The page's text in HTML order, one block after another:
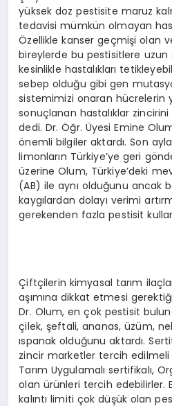
yüksek doz pestisite maruz
tedavisi mümkün olmayan
Özellikle kanser geçmişi olan
bireylerde bu pestisitlere
kesinlikle hastalıkları
sebep olduğu gibi gen
sistemimizi onaran hücrelerin
sonuçlanan hastalıklar zincirini
dedi. Dr. Öğr. Üyesi Emine
önemli bilgiler aktardı. Son
limonların Türkiye’ye geri
üzerine Olum, Türkiye’deki
(AB) ile aynı olduğunu ancak
kaygılardan dolayı verimi
gerekenden fazla pestisit
Çiftçilerin kimyasal tarım
aşımına dikkat etmesi
Dr. Olum, en çok pestisit
çilek, şeftali, ananas, üzüm,
ıspanak olduğunu aktardı.
zincir marketler tercih edilmeli
Tarım Uygulamalı sertifikalı,
olan ürünleri tercih edebilirler.
kalıntı limiti çok düşük olan